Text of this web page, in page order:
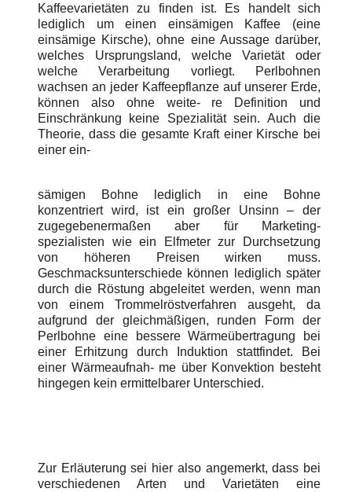
Kaffeevarietäten zu finden ist. Es handelt sich
lediglich um einen einsämigen Kaffee (eine
einsämige Kirsche), ohne eine Aussage darüber,
welches Ursprungsland, welche Varietät oder
welche Verarbeitung vorliegt. Perlbohnen
wachsen an jeder Kaffeepflanze auf unserer Erde,
können also ohne weite- re Definition und
Einschränkung keine Spezialität sein. Auch die
Theorie, dass die gesamte Kraft einer Kirsche bei
einer ein-
sämigen Bohne lediglich in eine Bohne
konzentriert wird, ist ein großer Unsinn – der
zugegebenermaßen aber für Marketing-
spezialisten wie ein Elfmeter zur Durchsetzung
von höheren Preisen wirken muss.
Geschmacksunterschiede können lediglich später
durch die Röstung abgeleitet werden, wenn man
von einem Trommelröstverfahren ausgeht, da
aufgrund der gleichmäßigen, runden Form der
Perlbohne eine bessere Wärmeübertragung bei
einer Erhitzung durch Induktion stattfindet. Bei
einer Wärmeaufnah- me über Konvektion besteht
hingegen kein ermittelbarer Unterschied.
Zur Erläuterung sei hier also angemerkt, dass bei
verschiedenen Arten und Varietäten eine